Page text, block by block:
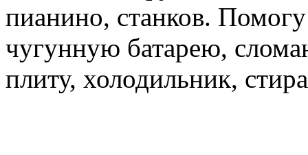
пианино, станков.
чугунную батарею,
плиту, холодильник,